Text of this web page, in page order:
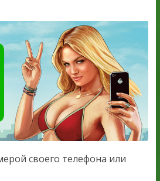
своего телефона или